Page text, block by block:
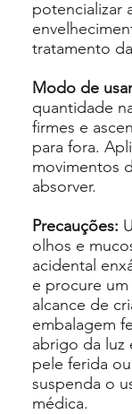
potencializar
tratamento
Modo de
quantidade
firmes e
para fora.
movimentos
absorver.
Precauções:
olhos e
acidental
e procure
alcance de
embalagem
abrigo da luz
pele ferida
suspenda o
médica.